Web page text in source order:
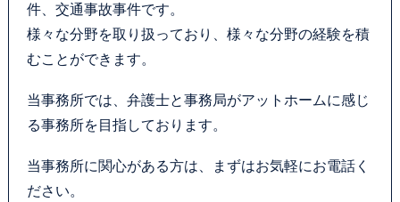
件、交通事故事件です。
様々な分野を取り扱っており、様々な分野の経験を積
むことができます。
当事務所では、弁護士と事務局がアットホームに感じ
る事務所を目指しております。
当事務所に関心がある方は、まずはお気軽にお電話く
ださい。